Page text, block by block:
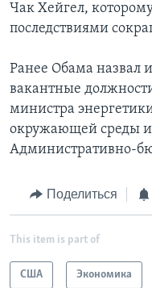
Чак Хейгел,
последствиями
Ранее Обама назвал
вакантные
министра
окружающей среды и
Административно-
Поделиться
This item is part of
США Экономика